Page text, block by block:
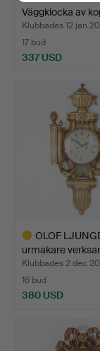
Väggklocka av
elek…
Klubbades 12 jan
17 bud
337 USD
OLOF
urmakare
Klubbades 2 dec
16 bud
380 USD